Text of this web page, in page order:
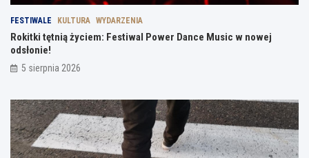
FESTIWALE KULTURA WYDARZENIA
Rokitki tętnią życiem: Festiwal Power Dance Music w nowej
odsłonie!
5 sierpnia 2026